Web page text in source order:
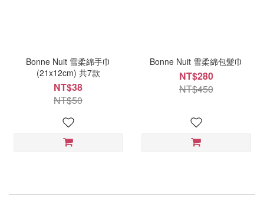
Bonne Nuit 雪柔綿手巾
(21x12cm) 共7款
NT$38
NT$50
Bonne Nuit 雪柔綿包髮巾
NT$280
NT$450